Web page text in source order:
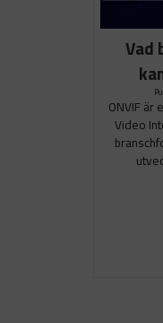
Vad
ONVIF är
Video